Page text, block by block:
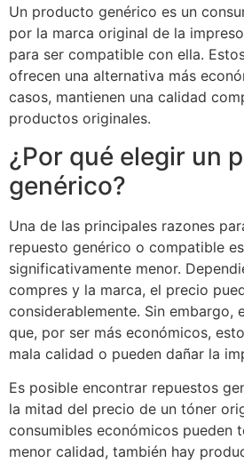
Un producto genérico es un
por la marca original de la
para ser compatible con ella.
ofrecen una alternativa más
casos, mantienen una calidad
productos originales.
¿Por qué elegir un
genérico?
Una de las principales razones
repuesto genérico o compatible
significativamente menor.
compres y la marca, el precio
considerablemente. Sin embargo,
que, por ser más económicos,
mala calidad o pueden dañar la
Es posible encontrar repuestos
la mitad del precio de un tóner
consumibles económicos pueden
menor calidad, también hay